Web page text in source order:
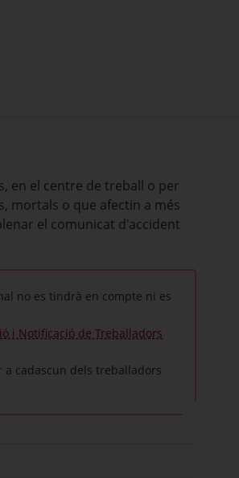
en el centre de treball o per
mortals o que afectin a més
el comunicat d'accident
no es tindrà en compte ni es
i Notificació de Treballadors
cadascun dels treballadors